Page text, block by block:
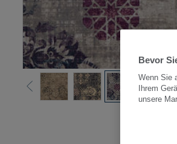
Bevor
Wenn Sie
Ihrem
unsere